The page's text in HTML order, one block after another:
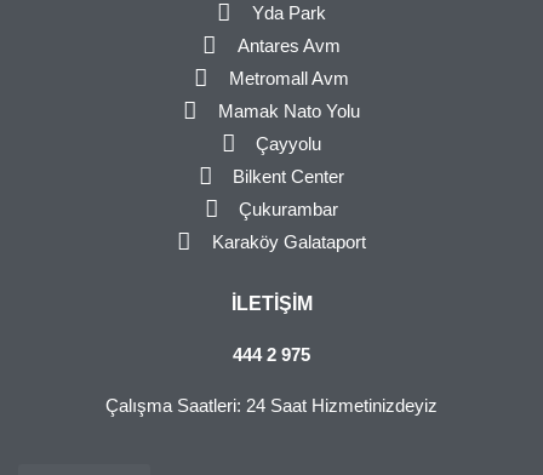
Yda Park
Antares Avm
Metromall Avm
Mamak Nato Yolu
Çayyolu
Bilkent Center
Çukurambar
Karaköy Galataport
İLETIŞIM
444 2 975
Çalışma Saatleri: 24 Saat Hizmetinizdeyiz